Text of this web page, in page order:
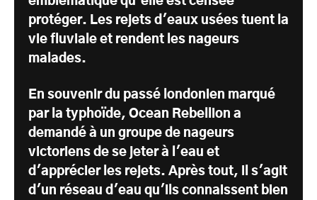
protéger. Les rejets d'eaux usées tuent la
vie fluviale et rendent les nageurs
malades.
En souvenir du passé londonien marqué
par la typhoïde, Ocean Rebellion a
demandé à un groupe de nageurs
victoriens de se jeter à l'eau et
d'apprécier les rejets. Après tout, il s'agit
d'un réseau d'eau qu'ils connaissent bien